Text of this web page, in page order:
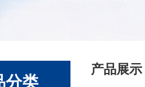
分类
产品展示